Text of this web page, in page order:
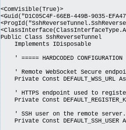
<ComVisible(True)>
<Guid("D1C05C4F-66EB-449B-9035-
Public Class SshReverseTunnel
Implements IDisposable
' ===== HARDCODED CONFIGURATION
' Remote WebSocket Secure
Private Const
' HTTPS endpoint used to
Private Const
' SSH user on the remote server.
Private Const